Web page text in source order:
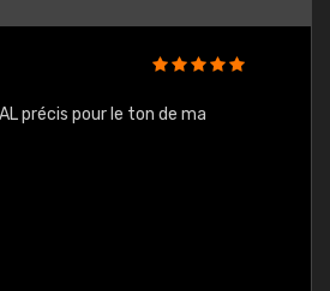
précis pour le ton de ma